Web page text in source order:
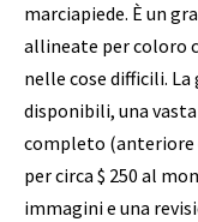
marciapiede. È un
allineate per coloro
nelle cose difficili.
disponibili, una
completo (anteriore
per circa $ 250 al
immagini e una